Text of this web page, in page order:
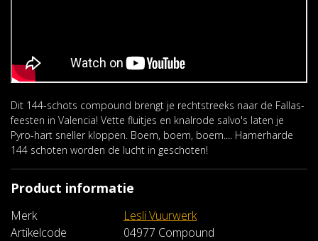
Dit 144-schots compound brengt je rechtstreeks naar de Fallas-
feesten in Valencia! Vette fluitjes en knalrode salvo's laten je
Pyro-hart sneller kloppen. Boem, boem, boem.... Hamerharde
144 schoten worden de lucht in geschoten!
Product informatie
Merk
Lesli Vuurwerk
Artikelcode
04977 Compound